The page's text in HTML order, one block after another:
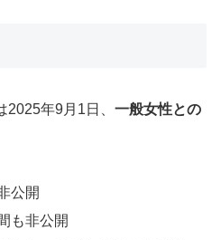
年9月1日、 一般女性との
公開
も非公開